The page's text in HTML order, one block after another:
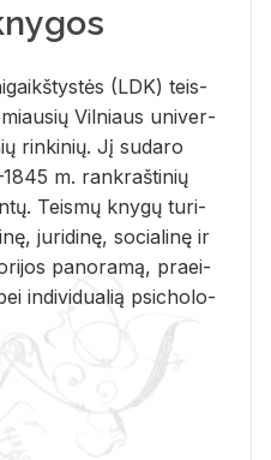
(LDK) teis­
Vil­niaus uni­ver­
rin­ki­nių. Jį su­da­ro
m. rank­raš­ti­nių
Teis­mų kny­gų tu­ri­
ju­ri­di­nę, so­cia­li­nę ir
pa­no­ra­mą, pra­ei­
in­di­vi­dua­lią psi­cho­lo­